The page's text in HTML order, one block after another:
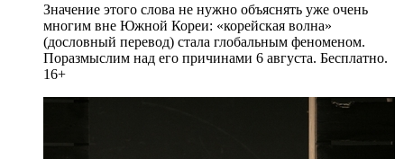
Значение этого слова не нужно объяснять уже очень
многим вне Южной Кореи: «корейская волна»
(дословный перевод) стала глобальным феноменом.
Поразмыслим над его причинами 6 августа. Бесплатно.
16+